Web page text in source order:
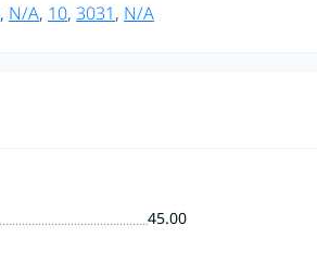
, N/A, 10, 3031, N/A
45.00